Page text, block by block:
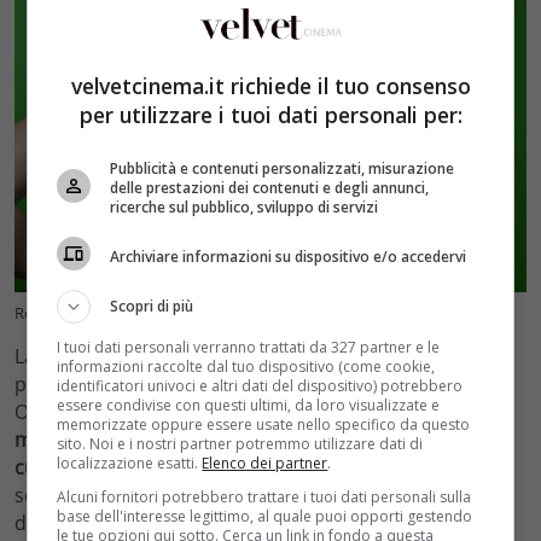
Requisiti per partecipare ai casting (VelvetCinema.it)
Lavorare come attore o attrice è una delle esperienze
più emozionanti e gratificanti che la vita possa offrire.
Oltre a dare vita a personaggi e storie coinvolgenti, i
mondo del cinema offre l’opportunità di esplorare
culture e prospettive diverse. L’interazione con registi,
sceneggiatori e altri attori arricchisce la comprensione
dell’arte cinematografica.
velvetcinema.it richiede il tuo consenso
per utilizzare i tuoi dati personali per:
Pubblicità e contenuti personalizzati, misurazione
delle prestazioni dei contenuti e degli annunci,
ricerche sul pubblico, sviluppo di servizi
Archiviare informazioni su dispositivo e/o accedervi
Scopri di più
I tuoi dati personali verranno trattati da 327 partner e le
informazioni raccolte dal tuo dispositivo (come cookie,
identificatori univoci e altri dati del dispositivo) potrebbero
essere condivise con questi ultimi, da loro visualizzate e
memorizzate oppure essere usate nello specifico da questo
sito. Noi e i nostri partner potremmo utilizzare dati di
localizzazione esatti. Elenco dei partner.
Alcuni fornitori potrebbero trattare i tuoi dati personali sulla
base dell'interesse legittimo, al quale puoi opporti gestendo
le tue opzioni qui sotto. Cerca un link in fondo a questa